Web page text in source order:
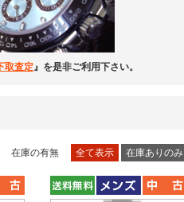
取査定』を是非ご利用下さい。
在庫の有無 全て表示 在庫ありのみ